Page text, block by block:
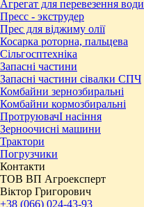
Агрегат для перевезення води
Пресc - экструдер
Прес для віджиму олії
Косарка роторна, пальцева
Сільгосптехніка
Запасні частини
Запасні частини сівалки СПЧ
Комбайни зернозбиральні
Комбайни кормозбиральні
ПротруювачІ насіння
Зерноочисні машини
Трактори
Погрузчики
Контакти
ТОВ ВП Агроексперт
Віктор Григорович
+38 (066) 024-43-93